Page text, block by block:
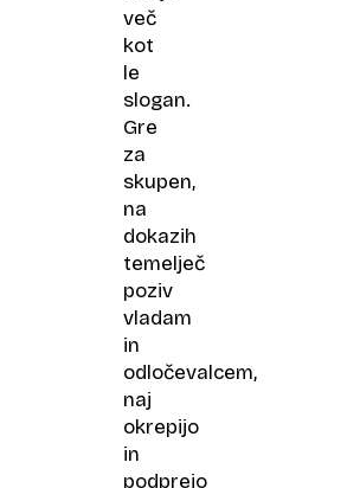
več
kot
le
slogan.
Gre
za
skupen,
na
dokazih
temelječ
poziv
vladam
in
odločevalcem,
naj
okrepijo
in
podprejo